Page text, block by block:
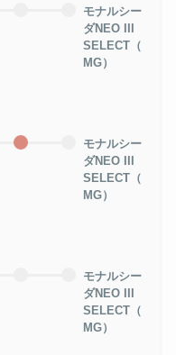
モナルシー
ダNEO III
SELECT（
MG）
モナルシー
ダNEO III
SELECT（
MG）
モナルシー
ダNEO III
SELECT（
MG）